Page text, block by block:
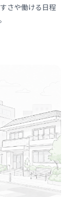
さや働ける日程